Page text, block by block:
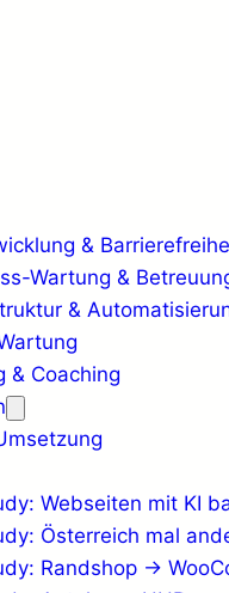
&
Wartung &
&
& Coaching
Webseiten mit KI
Österreich mal
Randshop →